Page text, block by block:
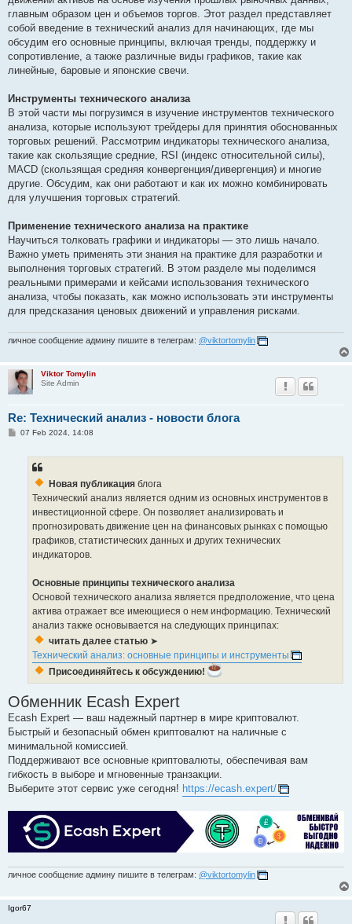
главным образом цен и объемов торгов. Этот раздел представляет
собой введение в технический анализ для начинающих, где мы
обсудим его основные принципы, включая тренды, поддержку и
сопротивление, а также различные виды графиков, такие как
линейные, баровые и японские свечи.
Инструменты технического анализа
В этой части мы погрузимся в изучение инструментов технического
анализа, которые используют трейдеры для принятия обоснованных
торговых решений. Рассмотрим индикаторы технического анализа,
такие как скользящие средние, RSI (индекс относительной силы),
MACD (скользящая средняя конвергенция/дивергенция) и многие
другие. Обсудим, как они работают и как их можно комбинировать
для улучшения торговых стратегий.
Применение технического анализа на практике
Научиться толковать графики и индикаторы — это лишь начало.
Важно уметь применять эти знания на практике для разработки и
выполнения торговых стратегий. В этом разделе мы поделимся
реальными примерами и кейсами использования технического
анализа, чтобы показать, как можно использовать эти инструменты
для предсказания ценовых движений и управления рисками.
личное сообщение админу пишите в телеграм: @viktortomylin
Viktor Tomylin
Site Admin
Re: Технический анализ - новости блога
P07 Feb 2024, 14:08
Новая публикация блога
Технический анализ является одним из основных инструментов в
инвестиционной сфере. Он позволяет анализировать и
прогнозировать движение цен на финансовых рынках с помощью
графиков, статистических данных и других технических
индикаторов.
Основные принципы технического анализа
Основой технического анализа является предположение, что цена
актива отражает все имеющиеся о нем информацию. Технический
анализ также основывается на следующих принципах:
читать далее статью ➤
Технический анализ: основные принципы и инструменты
Присоединяйтесь к обсуждению!
Обменник Ecash Expert
Ecash Expert — ваш надежный партнер в мире криптовалют.
Быстрый и безопасный обмен криптовалют на наличные с
минимальной комиссией.
Поддерживают все основные криптовалюты, обеспечивая вам
гибкость в выборе и мгновенные транзакции.
Выберите этот сервис уже сегодня! https://ecash.expert/
личное сообщение админу пишите в телеграм: @viktortomylin
Igor67